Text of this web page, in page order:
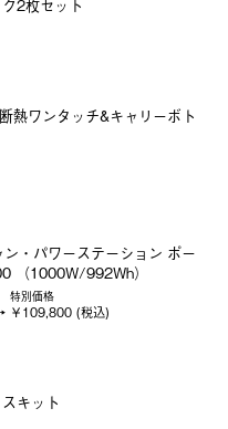
2枚セット
熱ワンタッチ&キャリーボト
ン・パワーステーション ポー
（1000W/992Wh）
特別価格
￥109,800 (税込)
キット